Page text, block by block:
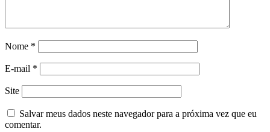
Nome *
E-mail *
Site
Salvar meus dados neste navegador para a próxima vez que eu
comentar.